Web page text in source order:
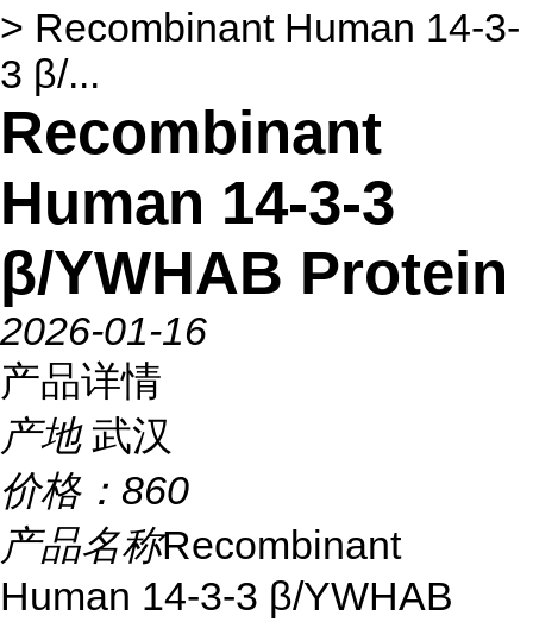
> Recombinant Human 14-3-
3 β/...
Recombinant
Human 14-3-3
β/YWHAB Protein
2026-01-16
产品详情
产地 武汉
价格： 860
产品名称Recombinant
Human 14-3-3 β/YWHAB